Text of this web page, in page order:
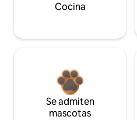
Cocina
Se admiten
mascotas